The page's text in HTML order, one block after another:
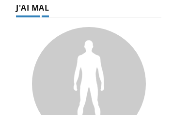
J'AI MAL